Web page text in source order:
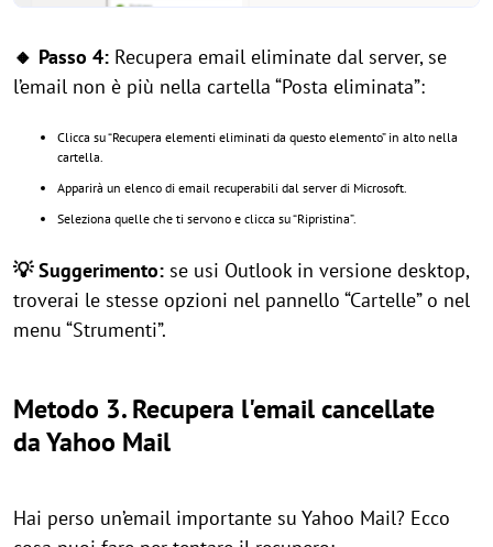
🔸 Passo 4: Recupera email eliminate dal server, se
l’email non è più nella cartella “Posta eliminata”:
Clicca su “Recupera elementi eliminati da questo elemento” in alto nella
cartella.
Apparirà un elenco di email recuperabili dal server di Microsoft.
Seleziona quelle che ti servono e clicca su “Ripristina”.
💡 Suggerimento: se usi Outlook in versione desktop,
troverai le stesse opzioni nel pannello “Cartelle” o nel
menu “Strumenti”.
Metodo 3. Recupera l'email cancellate
da Yahoo Mail
Hai perso un’email importante su Yahoo Mail? Ecco